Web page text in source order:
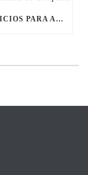
TENDENCIAS DEL MERCADO DE SERVICIOS PARA ANIMALES DE COMPAÑÍA